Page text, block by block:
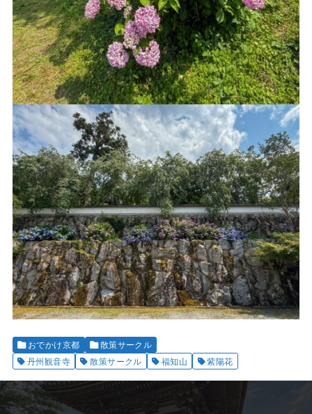
おでかけ京都
散策サークル
丹州観音寺
散策サークル 福知山 紫陽花